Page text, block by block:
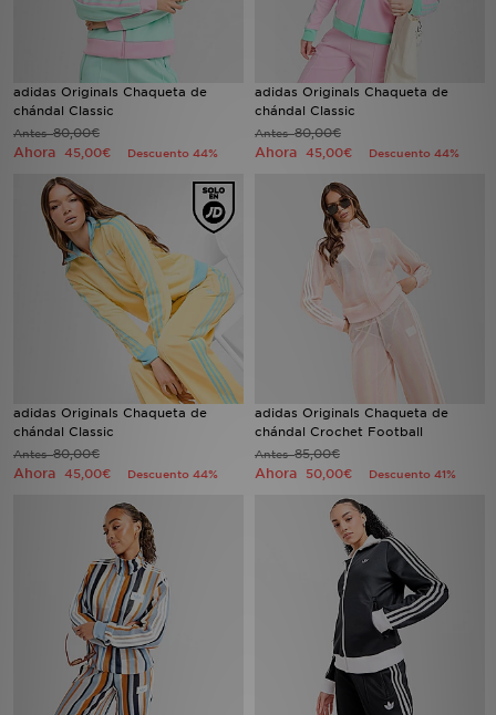
adidas Originals Chaqueta de
chándal Classic
Antes80,00€
Ahora 45,00€ Descuento 44%
adidas Originals Chaqueta de
chándal Classic
Antes80,00€
Ahora 45,00€ Descuento 44%
adidas Originals Chaqueta de
chándal Classic
Antes80,00€
Ahora 45,00€ Descuento 44%
adidas Originals Chaqueta de
chándal Crochet Football
Antes85,00€
Ahora 50,00€ Descuento 41%
TARJETA REGALO
MI JD